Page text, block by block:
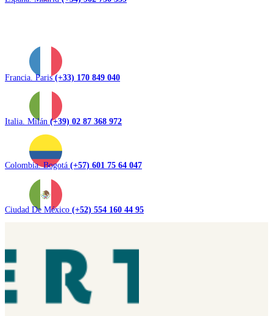
Francia. Paris(+33) 170 849 040
Italia. Milán (+39) 02 87 368 972
Colombia. Bogotá (+57) 601 75 64 047
Ciudad De México (+52) 554 160 44 95